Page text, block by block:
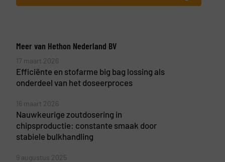
Meer van Hethon Nederland BV
17 maart 2026
Efficiënte en stofarme big bag lossing als
onderdeel van het doseerproces
16 maart 2026
Nauwkeurige zoutdosering in
chipsproductie: constante smaak door
stabiele bulkhandling
9 augustus 2025